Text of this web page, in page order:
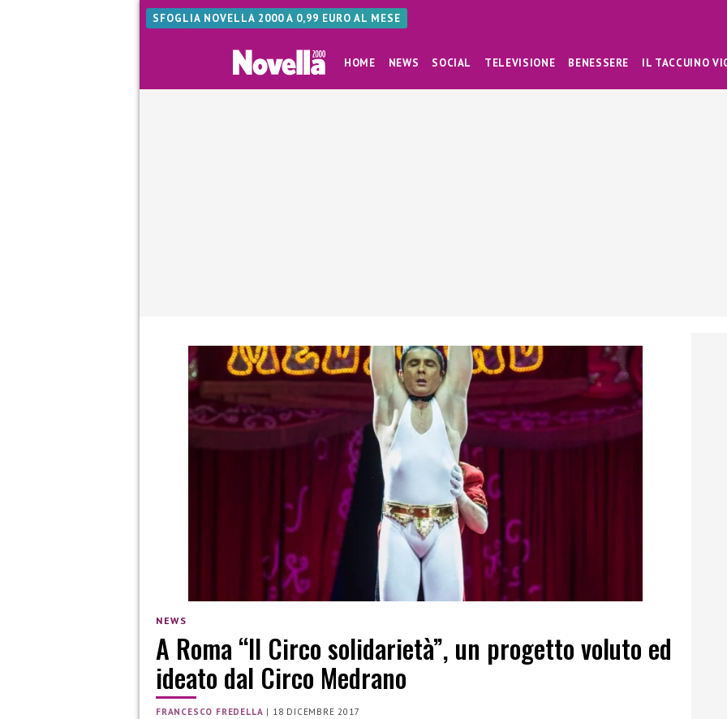
SFOGLIA NOVELLA 2000 A 0,99 EURO AL MESE
HOME NEWS SOCIAL TELEVISIONE BENESSERE IL TACCUINO
NEWS
A Roma “Il Circo solidarietà”, un progetto voluto ed
ideato dal Circo Medrano
FRANCESCO FREDELLA | 18 DICEMBRE 2017